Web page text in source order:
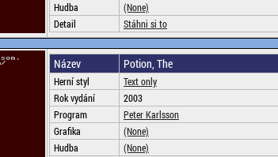
Hudba
(None)
Detail
Stáhni si to
Název Potion, The
Herní styl
Text only
Rok vydání
2003
Program
Peter Karlsson
Grafika
(None)
Hudba
(None)